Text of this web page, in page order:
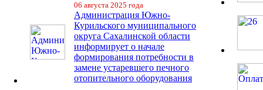
06 августа 2025 года
Администрация Южно-
Курильского муниципального
округа Сахалинской области
информирует о начале
формирования потребности в
замене устаревшего печного
отопительного оборудования